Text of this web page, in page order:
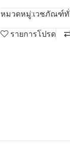
หมวดหมู่:เวชภัณฑ์
รายการโปรด